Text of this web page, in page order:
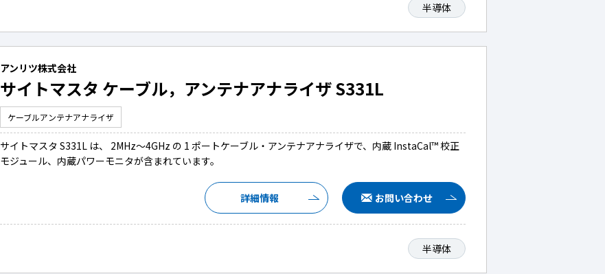
半導体
アンリツ株式会社
サイトマスタ ケーブル，アンテナアナライザ S331L
ケーブルアンテナアナライザ
サイトマスタ S331L は、 2MHz～4GHz の 1 ポートケーブル・アンテナアナライザで、内蔵 InstaCal™ 校正
モジュール、内蔵パワーモニタが含まれています。
詳細情報 お問い合わせ
半導体